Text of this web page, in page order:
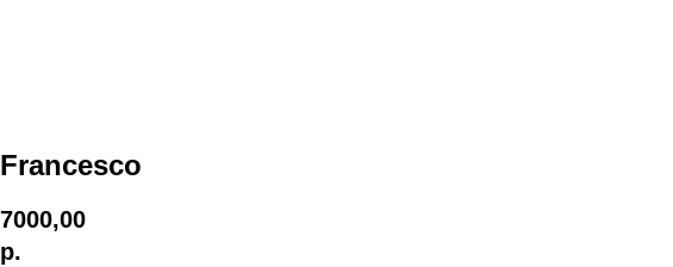
Francesco
7000,00
р.